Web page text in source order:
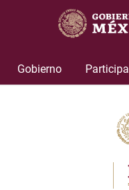
Gobierno Participa